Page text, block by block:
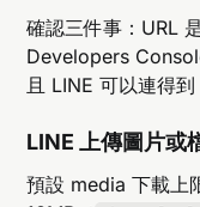
確認三件事：URL
Developers
且 LINE 可以連得
LINE 上傳圖片或
預設 media 下載上